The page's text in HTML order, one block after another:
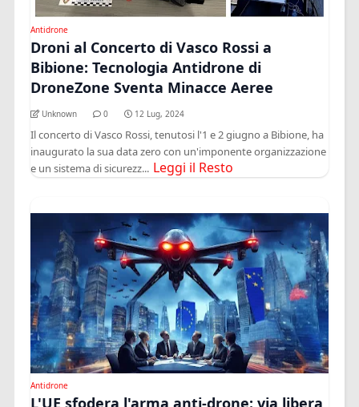
Antidrone
Droni al Concerto di Vasco Rossi a
Bibione: Tecnologia Antidrone di
DroneZone Sventa Minacce Aeree
Unknown 0 12 Lug, 2024
Il concerto di Vasco Rossi, tenutosi l'1 e 2 giugno a Bibione, ha
inaugurato la sua data zero con un'imponente organizzazione
e un sistema di sicurezz... Leggi il Resto
Antidrone
L'UE sfodera l'arma anti-drone: via libera